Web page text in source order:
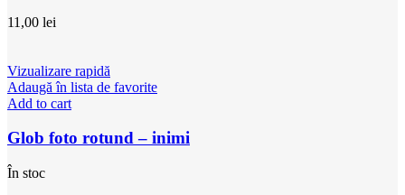
11,00 lei
Vizualizare rapidă
Adaugă în lista de favorite
Add to cart
Glob foto rotund – inimi
În stoc